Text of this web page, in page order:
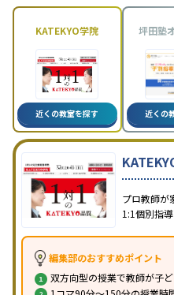
KATEKYO学院
近くの教室を探す
坪田塾
近くの
プロ教師が
1:1個別指導
編集部のおすすめポイント
双方向型の授業で教師が子